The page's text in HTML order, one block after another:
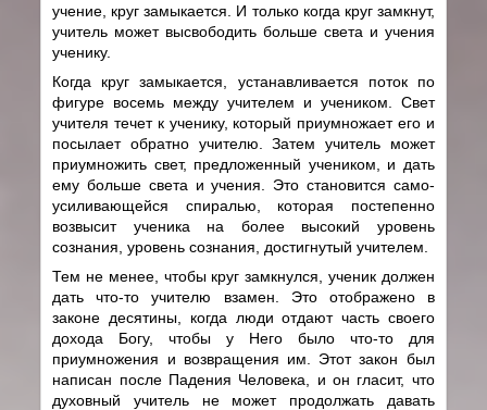
учение, круг замыкается. И только когда круг замкнут,
учитель может высвободить больше света и учения
ученику.
Когда круг замыкается, устанавливается поток по
фигуре восемь между учителем и учеником. Свет
учителя течет к ученику, который приумножает его и
посылает обратно учителю. Затем учитель может
приумножить свет, предложенный учеником, и дать
ему больше света и учения. Это становится само-
усиливающейся спиралью, которая постепенно
возвысит ученика на более высокий уровень
сознания, уровень сознания, достигнутый учителем.
Тем не менее, чтобы круг замкнулся, ученик должен
дать что-то учителю взамен. Это отображено в
законе десятины, когда люди отдают часть своего
дохода Богу, чтобы у Него было что-то для
приумножения и возвращения им. Этот закон был
написан после Падения Человека, и он гласит, что
духовный учитель не может продолжать давать